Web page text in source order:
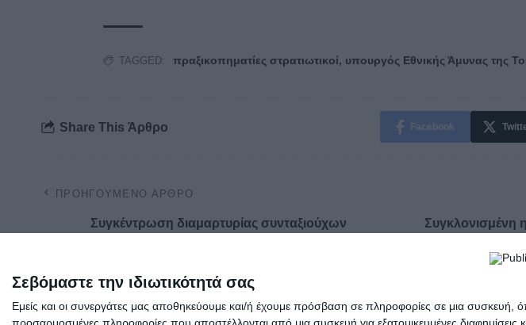
Σεβόμαστε την ιδιωτικότητά σας
Εμείς και οι συνεργάτες μας αποθηκεύουμε και/ή έχουμε πρόσβαση σε πληροφορίες σε μια
TAGGED: πραξικοπηματίες στρατιωτικοί, υπουργός Εθνικής Άμυνας της
Share This Άρθρο Facebook
ΠΡΟΗΓΟΎΜΕΝΟ ΆΡΘΡΟ
Συγκέντρωση διαμαρτυρίας συνταξιούχων
Συγκλονισμένη